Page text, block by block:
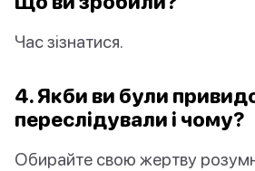
Час зізнатися.
4. Якби ви були
переслідували і чому?
Обирайте свою жертву